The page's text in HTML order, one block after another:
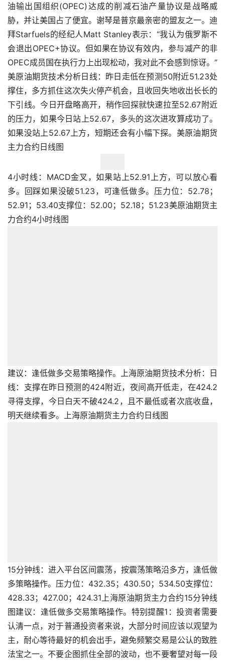
油输出国组织(OPEC)达成的削减石油产量协议是战略威
胁，并让美国占了便宜。谢琴是普京最亲密的盟友之一。迪
拜Starfuels的经纪人Matt Stanley表示：“我认为俄罗斯不
会退出OPEC+协议。但如果在协议有效内，参与减产的非
OPEC成员国在执行力上出现松动，我对此不会感到惊讶。”
美原油期货技术分析日线：昨日走低在预测50附近51.23处
撑住，多方抓住这次失火停产机会，且收回失地收出长长的
下引线。今日开盘略高开，稍作回探就快速拉至52.67附近
的压力，如果今日站上52.67，多头的这次进攻算成功了。
如果没站上52.67上方，短期还会有小幅下探。美原油期货
主力合约日线图
4小时线：MACD金叉，如果站上52.91上方，可以放心看
多。回踩如果没破51.23，可逢低做多。压力位：52.78；
52.91；53.40支撑位：52.00；52.18；51.23美原油期货主
力合约4小时线图
建议：逢低做多交易策略操作。上海原油期货技术分析：日
线：支撑在昨日预测的424附近，夜间高开低走，在424.2
寻得支撑，今日白天不破424.2，且不最低或者次底收盘，
明天继续看多。上海原油期货主力合约日线图
15分钟线：进入平台区间震荡，按震荡策略沿多方，逢低做
多策略操作。压力位：432.35；430.50；534.50支撑位：
428.33；427.00；424.31上海原油期货主力合约15分钟线
图建议：逢低做多交易策略操作。特别提醒1：投资者需要
认清一点，对于普通投资者来说，大部分时间应该以观望为
主，耐心等待最好的机会出手，避免频繁交易是公认的致胜
法宝之一。不要企图抓住全部的波动，也不要奢望对每一段